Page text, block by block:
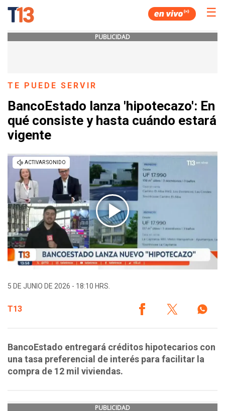
☰
PUBLICIDAD
TE PUEDE SERVIR
BancoEstado lanza 'hipotecazo': En
qué consiste y hasta cuándo estará
vigente
5 DE JUNIO DE 2026 - 18:10 HRS.
T13
BancoEstado entregará créditos hipotecarios con
una tasa preferencial de interés para facilitar la
compra de 12 mil viviendas.
PUBLICIDAD